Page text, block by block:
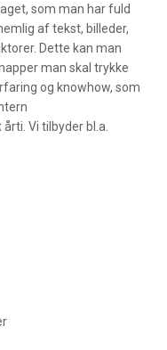
som man har fuld
af tekst, billeder,
Dette kan man
man skal trykke
og knowhow, som
Vi tilbyder bl.a.